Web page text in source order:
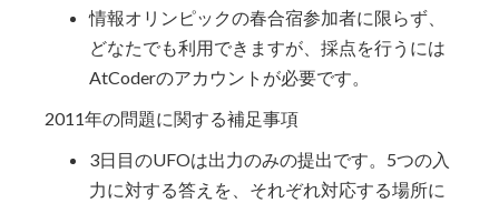
情報オリンピックの春合宿参加者に限らず、
どなたでも利用できますが、採点を行うには
AtCoderのアカウントが必要です。
2011年の問題に関する補足事項
3日目のUFOは出力のみの提出です。5つの入
力に対する答えを、それぞれ対応する場所に